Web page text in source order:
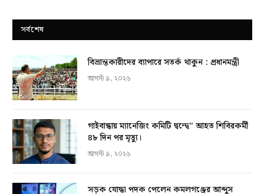
সর্বশেষ
বিভ্রান্তকারীদের ব্যাপারে সতর্ক থাকুন : প্রধানমন্ত্রী
আগস্ট ৯, ২০২৬
গাইবান্ধায় ম্যানেজিং কমিটি দ্বন্দ্বে” আহত শিবিরকর্মী
৪৮ দিন পর মৃত্যু।
আগস্ট ৯, ২০২৬
সড়ক যোদ্ধা পদক পেলেন কমলগঞ্জের আব্দুস